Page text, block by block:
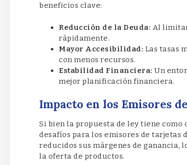
beneficios clave:
Reducción de la Deuda: Al
rápidamente.
Mayor Accesibilidad: Las tasas
con menos recursos.
Estabilidad Financiera: Un
mejor planificación financiera.
Impacto en los Emisores
Si bien la propuesta de ley tiene
desafíos para los emisores de
reducidos sus márgenes de ganancia,
la oferta de productos.